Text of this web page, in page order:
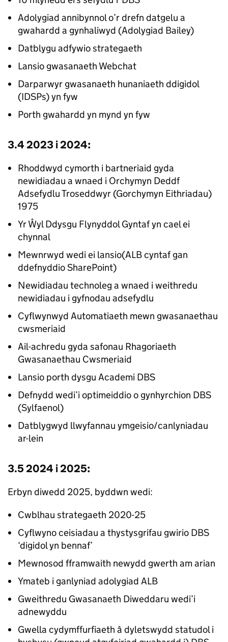
Adolygiad annibynnol o’r drefn datgelu a
gwahardd a gynhaliwyd (Adolygiad Bailey)
Datblygu adfywio strategaeth
Lansio gwasanaeth Webchat
Darparwyr gwasanaeth hunaniaeth ddigidol
(IDSPs) yn fyw
Porth gwahardd yn mynd yn fyw
3.4 2023 i 2024:
Rhoddwyd cymorth i bartneriaid gyda
newidiadau a wnaed i Orchymyn Deddf
Adsefydlu Troseddwyr (Gorchymyn Eithriadau)
1975
Yr Ŵyl Ddysgu Flynyddol Gyntaf yn cael ei
chynnal
Mewnrwyd wedi ei lansio(ALB cyntaf gan
ddefnyddio SharePoint)
Newidiadau technoleg a wnaed i weithredu
newidiadau i gyfnodau adsefydlu
Cyflwynwyd Automatiaeth mewn gwasanaethau
cwsmeriaid
Ail-achredu gyda safonau Rhagoriaeth
Gwasanaethau Cwsmeriaid
Lansio porth dysgu Academi DBS
Defnydd wedi’i optimeiddio o gynhyrchion DBS
(Sylfaenol)
Datblygwyd llwyfannau ymgeisio/canlyniadau
ar-lein
3.5 2024 i 2025:
Erbyn diwedd 2025, byddwn wedi:
Cwblhau strategaeth 2020-25
Cyflwyno ceisiadau a thystysgrifau gwirio DBS
‘digidol yn bennaf’
Mewnosod fframwaith newydd gwerth am arian
Ymateb i ganlyniad adolygiad ALB
Gweithredu Gwasanaeth Diweddaru wedi’i
adnewyddu
Gwella cydymffurfiaeth â dyletswydd statudol i